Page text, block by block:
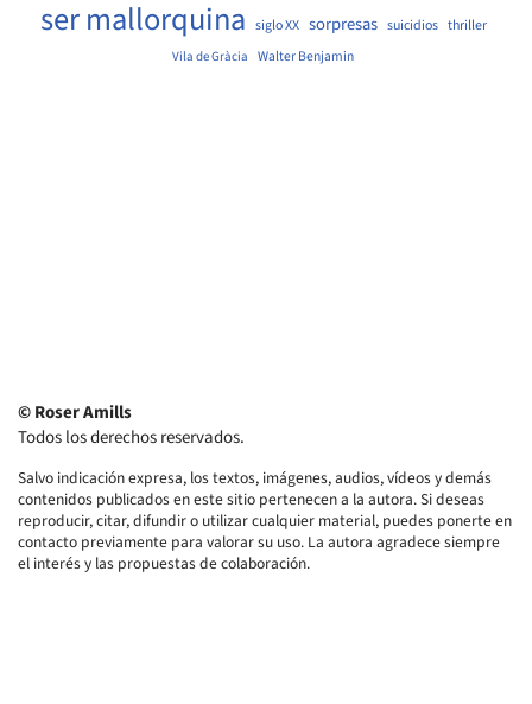
ser mallorquina siglo XX sorpresas suicidios thriller
Vila de Gràcia Walter Benjamin
© Roser Amills
Todos los derechos reservados.
Salvo indicación expresa, los textos, imágenes, audios, vídeos y demás
contenidos publicados en este sitio pertenecen a la autora. Si deseas
reproducir, citar, difundir o utilizar cualquier material, puedes ponerte en
contacto previamente para valorar su uso. La autora agradece siempre
el interés y las propuestas de colaboración.